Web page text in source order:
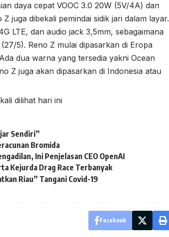
daya cepat VOOC 3.0 20W (5V/4A) dan
juga dibekali pemindai sidik jari dalam layar.
LTE, dan audio jack 3,5mm, sebagaimana
5). Reno Z mulai dipasarkan di Eropa
dua warna yang tersedia yakni Ocean
Z juga akan dipasarkan di Indonesia atau
dilihat hari ini
Sendiri”
Bromida
Ini Penjelasan CEO OpenAI
Kejurda Drag Race Terbanyak
Riau” Tangani Covid-19
Facebook